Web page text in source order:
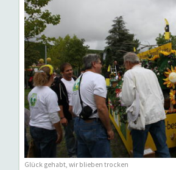
Glück gehabt, wir blieben trocken